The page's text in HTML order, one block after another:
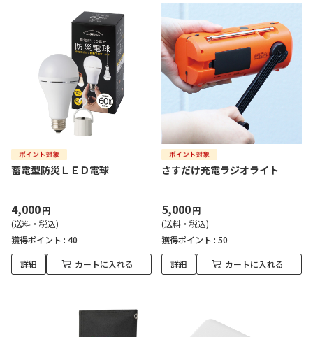
蓄電型防災ＬＥＤ電球
4,000円
(送料・税込)
獲得ポイント : 40
詳細 カートに入れる
さすだけ充電ラジオライト
5,000円
(送料・税込)
獲得ポイント : 50
詳細 カートに入れる